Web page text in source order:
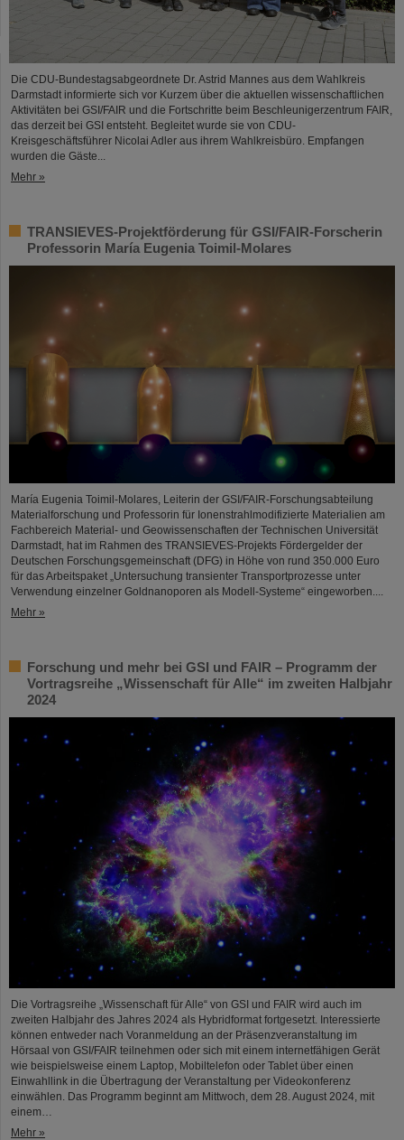
Die CDU-Bundestagsabgeordnete Dr. Astrid Mannes aus dem Wahlkreis
Darmstadt informierte sich vor Kurzem über die aktuellen wissenschaftlichen
Aktivitäten bei GSI/FAIR und die Fortschritte beim Beschleunigerzentrum FAIR,
das derzeit bei GSI entsteht. Begleitet wurde sie von CDU-
Kreisgeschäftsführer Nicolai Adler aus ihrem Wahlkreisbüro. Empfangen
wurden die Gäste...
Mehr »
TRANSIEVES-Projektförderung für GSI/FAIR-Forscherin
Professorin María Eugenia Toimil-Molares
María Eugenia Toimil-Molares, Leiterin der GSI/FAIR-Forschungsabteilung
Materialforschung und Professorin für Ionenstrahlmodifizierte Materialien am
Fachbereich Material- und Geowissenschaften der Technischen Universität
Darmstadt, hat im Rahmen des TRANSIEVES-Projekts Fördergelder der
Deutschen Forschungsgemeinschaft (DFG) in Höhe von rund 350.000 Euro
für das Arbeitspaket „Untersuchung transienter Transportprozesse unter
Verwendung einzelner Goldnanoporen als Modell-Systeme“ eingeworben....
Mehr »
Forschung und mehr bei GSI und FAIR – Programm der
Vortragsreihe „Wissenschaft für Alle“ im zweiten Halbjahr
2024
Die Vortragsreihe „Wissenschaft für Alle“ von GSI und FAIR wird auch im
zweiten Halbjahr des Jahres 2024 als Hybridformat fortgesetzt. Interessierte
können entweder nach Voranmeldung an der Präsenzveranstaltung im
Hörsaal von GSI/FAIR teilnehmen oder sich mit einem internetfähigen Gerät
wie beispielsweise einem Laptop, Mobiltelefon oder Tablet über einen
Einwahllink in die Übertragung der Veranstaltung per Videokonferenz
einwählen. Das Programm beginnt am Mittwoch, dem 28. August 2024, mit
einem…
Mehr »